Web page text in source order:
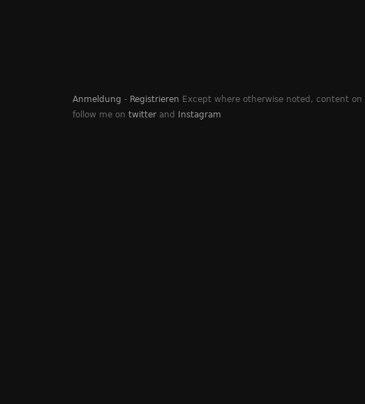
Anmeldung - Registrieren Except where otherwise noted, content
follow me on twitter and Instagram